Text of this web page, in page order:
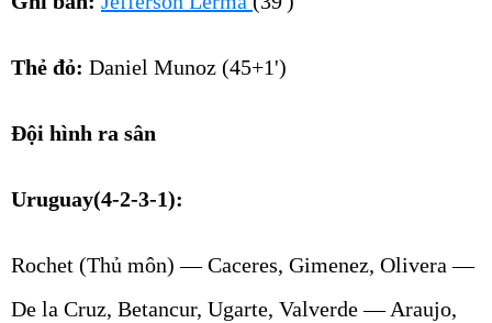
Thẻ đỏ: Daniel Munoz (45+1')
Đội hình ra sân
Uruguay(4-2-3-1):
Rochet (Thủ môn) — Caceres, Gimenez, Olivera —
De la Cruz, Betancur, Ugarte, Valverde — Araujo,